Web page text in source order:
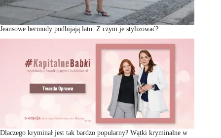
Jeansowe bermudy podbijają lato. Z czym je stylizować?
Dlaczego kryminał jest tak bardzo popularny? Wątki kryminalne w